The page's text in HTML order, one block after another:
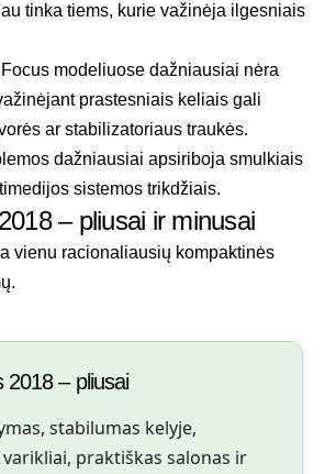
tinka tiems, kurie važinėja ilgesniais
modeliuose dažniausiai nėra
prastesniais keliais gali
ar stabilizatoriaus traukės.
dažniausiai apsiriboja smulkiais
sistemos trikdžiais.
– pliusai ir minusai
vienu racionaliausių kompaktinės
2018 – pliusai
stabilumas kelyje,
praktiškas salonas ir